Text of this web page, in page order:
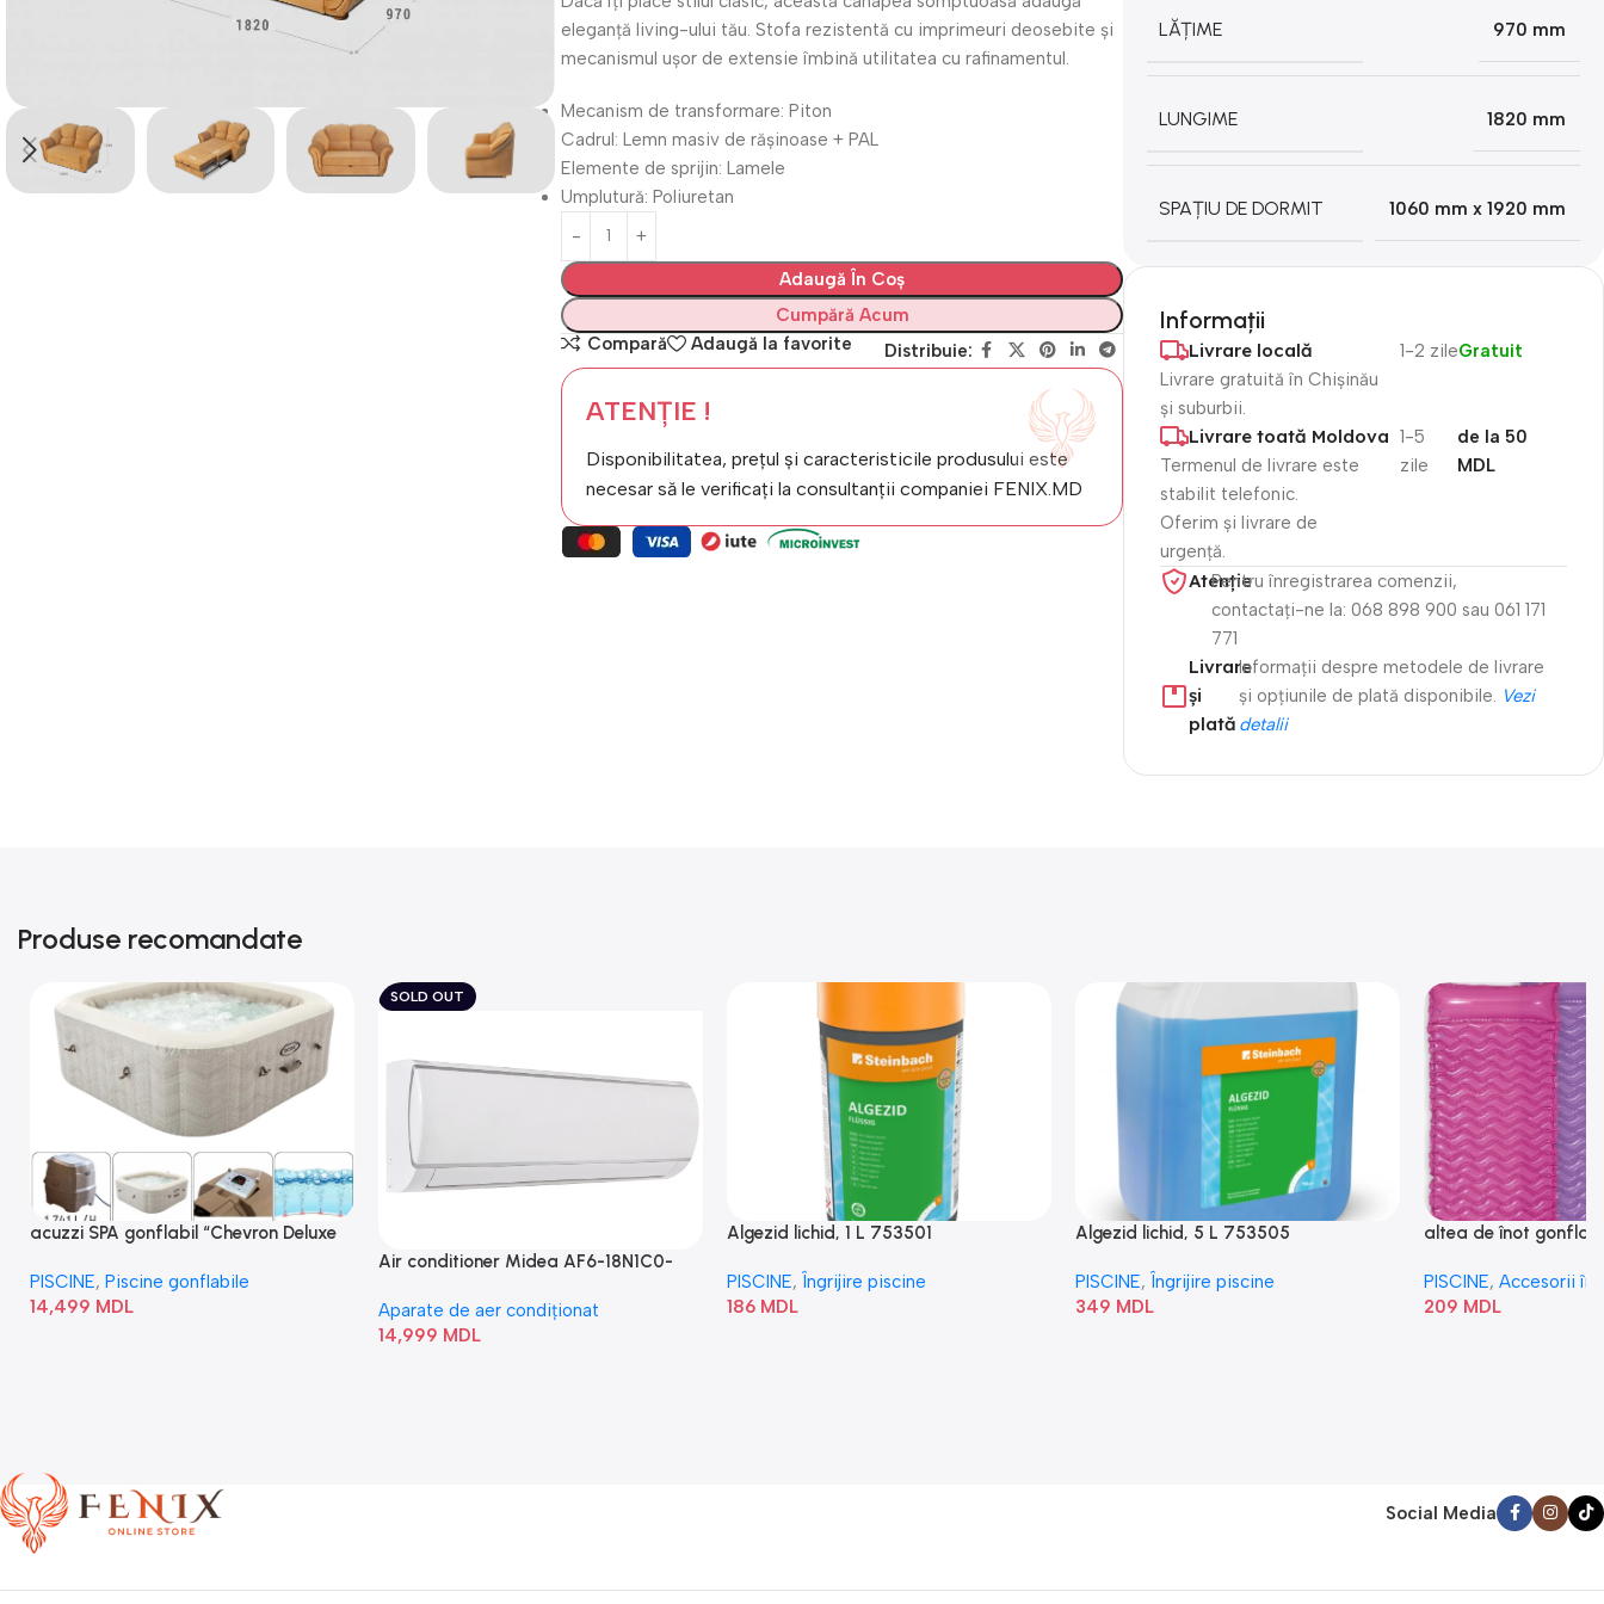
eleganță living-ului tău. Stofa rezistentă cu imprimeuri deosebite și
mecanismul ușor de extensie îmbină utilitatea cu rafinamentul.
Mecanism de transformare: Piton
Cadrul: Lemn masiv de rășinoase + PAL
Elemente de sprijin: Lamele
Umplutură: Poliuretan
Adaugă În Coș
Cumpără Acum
Compară
Adaugă la favorite Distribuie:
ATENȚIE !
Disponibilitatea, prețul și caracteristicile produsului este
necesar să le verificați la consultanții companiei FENIX.MD
LĂȚIME 970 mm
LUNGIME 1820 mm
SPAȚIU DE DORMIT 1060 mm x 1920 mm
Informații
Livrare locală
Livrare gratuită în Chișinău
și suburbii.
1-2 zileGratuit
Livrare toată Moldova
Termenul de livrare este
stabilit telefonic.
Oferim și livrare de
urgență.
1-5
zile
de la 50
MDL
Atenție​
Pentru înregistrarea comenzii,
contactați-ne la: 068 898 900 sau 061 171
771
Livrare
și
plată
Informații despre metodele de livrare
și opțiunile de plată disponibile.
Vezi
detalii
Produse recomandate
acuzzi SPA gonflabil “Chevron Deluxe
PISCINE, Piscine gonflabile
14,499 MDL
SOLD OUT
Air conditioner Midea AF6-18N1C0-
Aparate de aer condiționat
14,999 MDL
Algezid lichid, 1 L 753501
PISCINE, Îngrijire piscine
186 MDL
Algezid lichid, 5 L 753505
PISCINE, Îngrijire piscine
349 MDL
altea de înot
PISCINE, Accesorii
209 MDL
Social Media